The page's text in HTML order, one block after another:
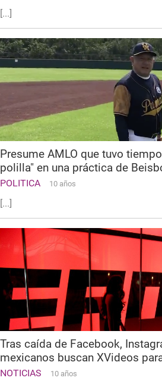
[...]
Presume AMLO que tuvo
polilla" en una práctica de
POLITICA 10 años
[...]
Tras caída de Facebook,
mexicanos buscan XVideos
NOTICIAS 10 años